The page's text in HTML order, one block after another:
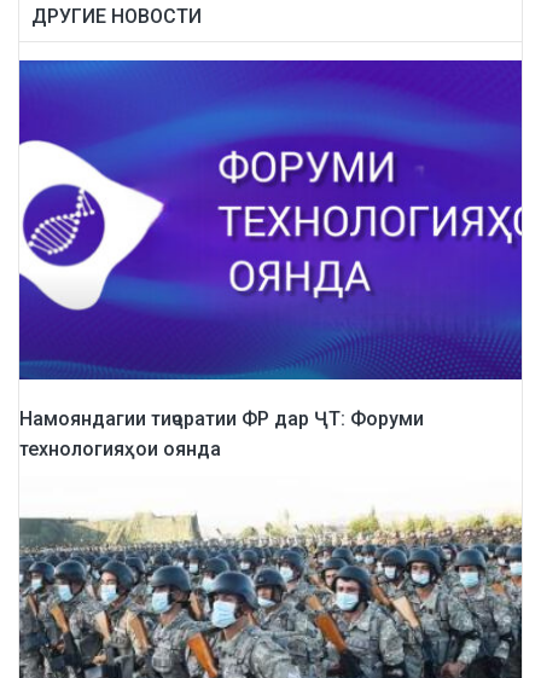
ДРУГИЕ НОВОСТИ
Намояндагии тиҷоратии ФР дар ҶТ: Форуми
технологияҳои оянда